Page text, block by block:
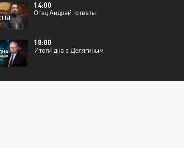
14:00
Отец Андрей: ответы
18:00
Итоги дна с Делягиным